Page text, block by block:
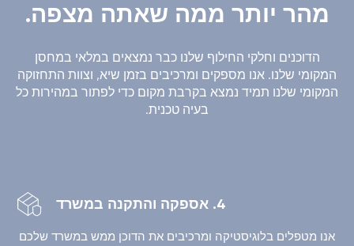
מהר יותר ממה שאתה מצפה.
הדוכנים וחלקי החילוף שלנו כבר נמצאים במלאי במחסן
המקומי שלנו. אנו מספקים ומרכיבים בזמן שיא, וצוות התחזוקה
המקומי שלנו תמיד נמצא בקרבת מקום כדי לפתור במהירות כל
בעיה טכנית.
4. אספקה והתקנה במשרד
אנו מטפלים בלוגיסטיקה ומרכיבים את הדוכן ממש במשרד שלכם